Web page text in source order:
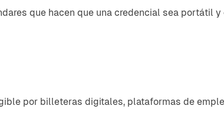
que hacen que una credencial sea portátil
por billeteras digitales, plataformas de